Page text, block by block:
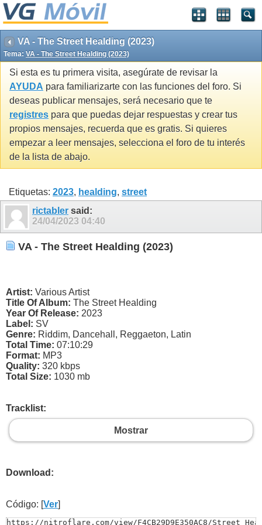
VA - The Street Healding (2023)
Tema: VA - The Street Healding (2023)
Si esta es tu primera visita, asegúrate de revisar la
AYUDA para familiarizarte con las funciones del foro. Si
deseas publicar mensajes, será necesario que te
registres para que puedas dejar respuestas y crear tus
propios mensajes, recuerda que es gratis. Si quieres
empezar a leer mensajes, selecciona el foro de tu interés
de la lista de abajo.
Etiquetas: 2023, healding, street
rictabler said:
24/04/2023 04:40
VA - The Street Healding (2023)
Artist: Various Artist
Title Of Album: The Street Healding
Year Of Release: 2023
Label: SV
Genre: Riddim, Dancehall, Reggaeton, Latin
Total Time: 07:10:29
Format: MP3
Quality: 320 kbps
Total Size: 1030 mb
Tracklist:
Mostrar
Download:
Código: [Ver]
https://nitroflare.com/view/F4CB29D9E350AC8/